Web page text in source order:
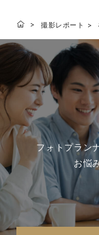
撮影レポート
フォトプラン
お悩